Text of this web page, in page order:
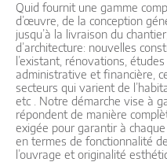
Quid fournit une gamme
d’œuvre, de la conception
jusqu’à la livraison du
d’architecture: nouvelles
l’existant, rénovations,
administrative et financière,
secteurs qui varient de
etc . Notre démarche vise à
répondent de manière
exigée pour garantir à
en termes de fonctionnalité
l’ouvrage et originalité